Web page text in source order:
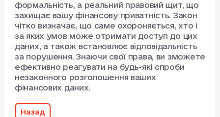
формальність, а реальний правовий щит, що
захищає вашу фінансову приватність. Закон
чітко визначає, що саме охороняється, хто і
за яких умов може отримати доступ до цих
даних, а також встановлює відповідальність
за порушення. Знаючи свої права, ви зможете
ефективно реагувати на будь-які спроби
незаконного розголошення ваших
фінансових даних.
Назад